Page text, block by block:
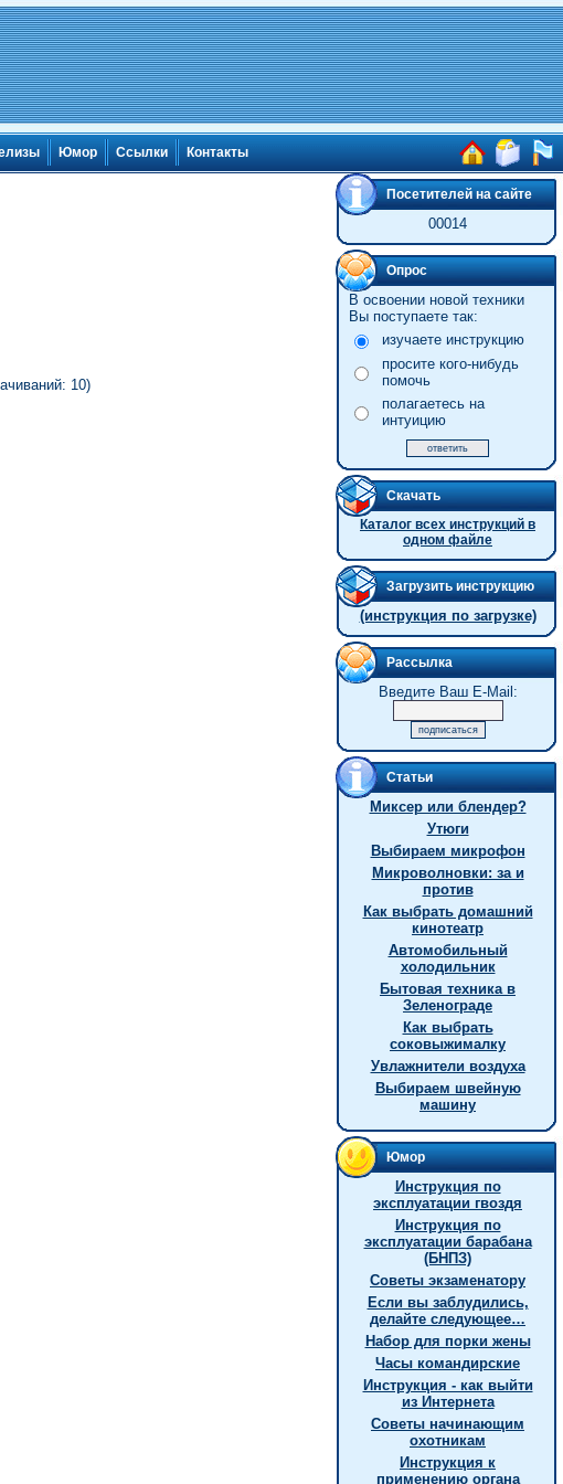
Юмор Ссылки Контакты
10)
Посетителей на сайте
00014
Опрос
В освоении новой техники
Вы поступаете так:
изучаете инструкцию
просите кого-нибудь
помочь
полагаетесь на
интуицию
Скачать
Каталог всех инструкций в
одном файле
Загрузить инструкцию
(инструкция по загрузке)
Рассылка
Введите Ваш E-Mail:
Статьи
Миксер или блендер?
Утюги
Выбираем микрофон
Микроволновки: за и
против
Как выбрать домашний
кинотеатр
Автомобильный
холодильник
Бытовая техника в
Зеленограде
Как выбрать
соковыжималку
Увлажнители воздуха
Выбираем швейную
машину
Юмор
Инструкция по
эксплуатации гвоздя
Инструкция по
эксплуатации барабана
(БНПЗ)
Советы экзаменатору
Если вы заблудились,
делайте следующее…
Hабор для порки жены
Часы командирские
Инструкция - как выйти
из Интернета
Советы начинающим
охотникам
Инструкция к
применению органа